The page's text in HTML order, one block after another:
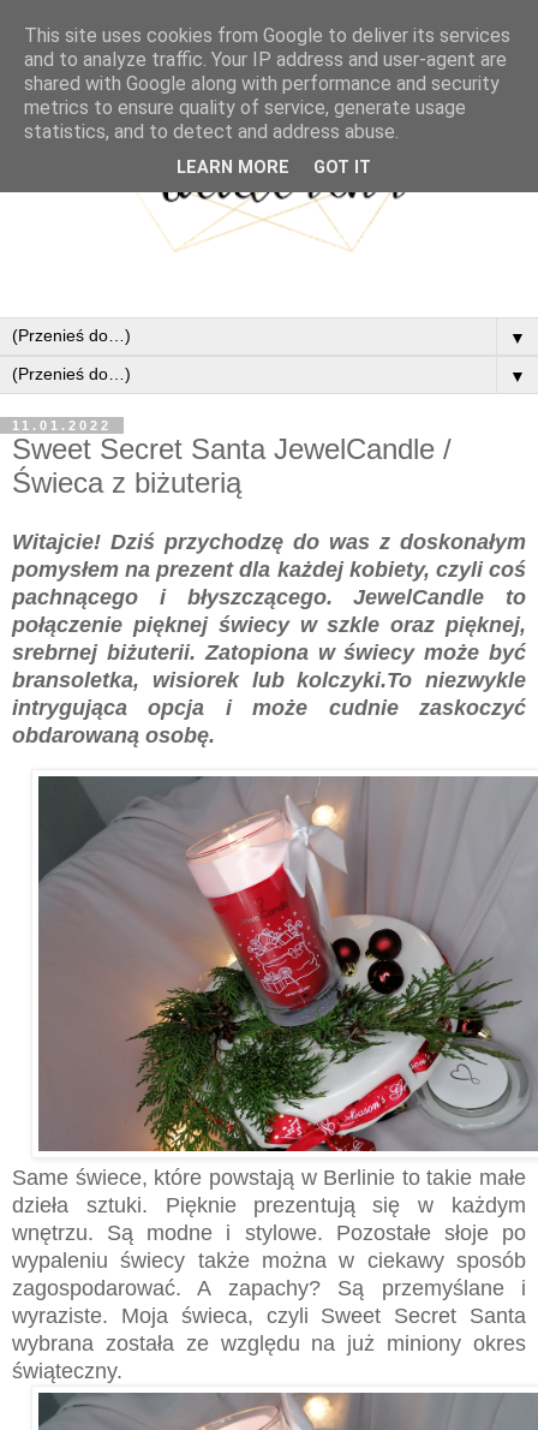
▼
▼
11.01.2022
Sweet Secret Santa JewelCandle /
Świeca z biżuterią
Witajcie! Dziś przychodzę do was z doskonałym
pomysłem na prezent dla każdej kobiety, czyli coś
pachnącego i błyszczącego. JewelCandle to
połączenie pięknej świecy w szkle oraz pięknej,
srebrnej biżuterii. Zatopiona w świecy może być
bransoletka, wisiorek lub kolczyki.To niezwykle
intrygująca opcja i może cudnie zaskoczyć
obdarowaną osobę.
Same świece, które powstają w Berlinie to takie małe
dzieła sztuki. Pięknie prezentują się w każdym
wnętrzu. Są modne i stylowe. Pozostałe słoje po
wypaleniu świecy także można w ciekawy sposób
zagospodarować. A zapachy? Są przemyślane i
wyraziste. Moja świeca, czyli Sweet Secret Santa
wybrana została ze względu na już miniony okres
świąteczny.
This site uses cookies from Google to deliver its services
and to analyze traffic. Your IP address and user-agent are
shared with Google along with performance and security
metrics to ensure quality of service, generate usage
statistics, and to detect and address abuse.
LEARN MORE GOT IT